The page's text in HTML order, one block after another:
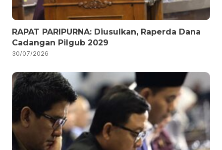
RAPAT PARIPURNA: Diusulkan, Raperda Dana
Cadangan Pilgub 2029
30/07/2026